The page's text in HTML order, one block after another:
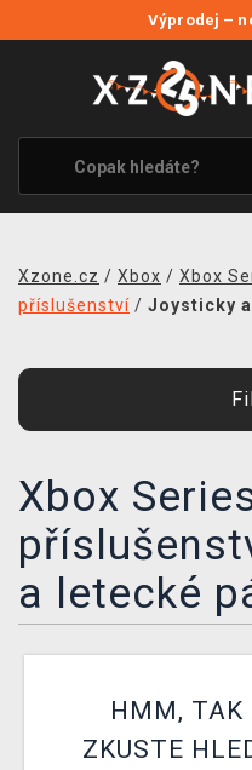
Výprodej –
VÝPRODEJ
VIDEOHRY
XZONE ORIGINALS
TÉMATIKY
MERCHANDISE
PRODEJNY
DOPRAVA
XZONE KLUB
VÝKUP HER (BAZAR)
Xzone.cz / Xbox / Xbox
příslušenství / Joysticky
Xbox
a letecké
HMM, TAK
ZKUSTE